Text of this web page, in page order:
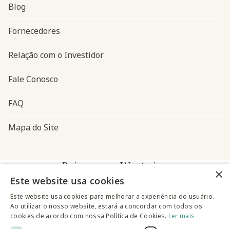
Navegação do rodapé
Blog
Fornecedores
Relação com o Investidor
Fale Conosco
FAQ
Mapa do Site
Baixe o app Westwing
×
Este website usa cookies
Este website usa cookies para melhorar a experiência do usuário.
Ao utilizar o nosso website, estará a concordar com todos os
cookies de acordo com nossa Política de Cookies. Ler mais